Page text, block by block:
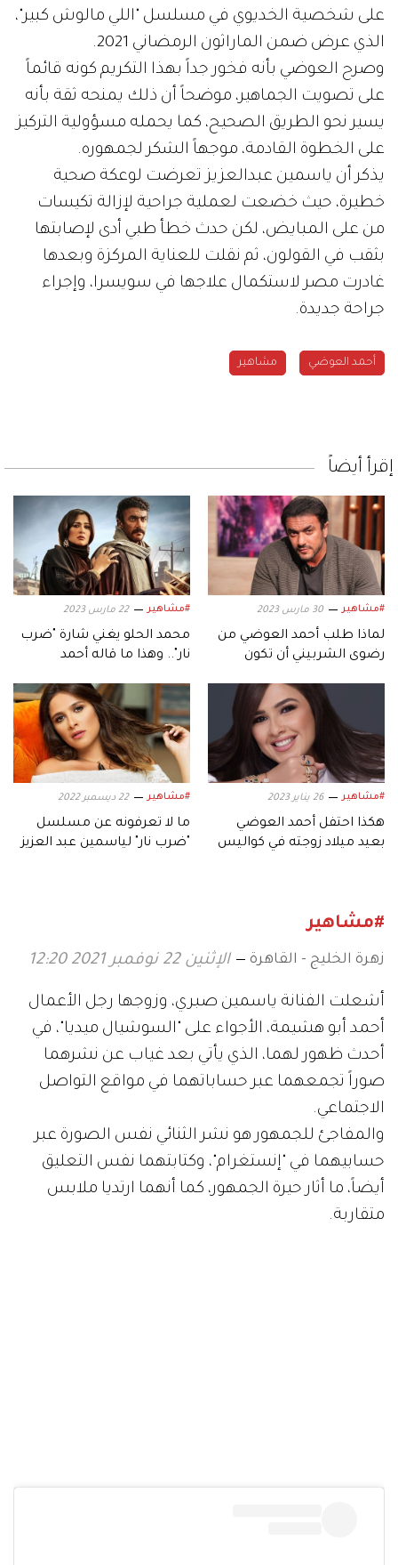
على شخصية الخديوي في مسلسل "اللي مالوش كبير"،
الذي عرض ضمن الماراثون الرمضاني 2021.
وصرح العوضي بأنه فخور جداً بهذا التكريم كونه قائماً
على تصويت الجماهير، موضحاً أن ذلك يمنحه ثقة بأنه
يسير نحو الطريق الصحيح، كما يحمله مسؤولية التركيز
على الخطوة القادمة، موجهاً الشكر لجمهوره.
يذكر أن ياسمين عبدالعزيز تعرضت لوعكة صحية
خطيرة، حيث خضعت لعملية جراحية لإزالة تكيسات
من على المبايض، لكن حدث خطأ طبي أدى لإصابتها
بثقب في القولون، ثم نقلت للعناية المركزة وبعدها
غادرت مصر لاستكمال علاجها في سويسرا، وإجراء
جراحة جديدة.
أحمد العوضي مشاهير
إقرأ أيضاً
#مشاهير 30 مارس 2023
لماذا طلب أحمد العوضي من
رضوى الشربيني أن تكون
#مشاهير 22 مارس 2023
محمد الحلو يغني شارة "ضرب
نار".. وهذا ما قاله أحمد
#مشاهير 26 يناير 2023
هكذا احتفل أحمد العوضي
بعيد ميلاد زوجته في كواليس
#مشاهير 22 ديسمبر 2022
ما لا تعرفونه عن مسلسل
"ضرب نار" لياسمين عبد العزيز
#مشاهير
زهرة الخليج - القاهرة الإثنين 22 نوفمبر 2021 12:20
أشعلت الفنانة ياسمين صبري، وزوجها رجل الأعمال
أحمد أبو هشيمة، الأجواء على "السوشيال ميديا"، في
أحدث ظهور لهما، الذي يأتي بعد غياب عن نشرهما
صوراً تجمعهما عبر حساباتهما في مواقع التواصل
الاجتماعي.
والمفاجئ للجمهور هو نشر الثنائي نفس الصورة عبر
حسابيهما في "إنستغرام"، وكتابتهما نفس التعليق
أيضاً، ما أثار حيرة الجمهور، كما أنهما ارتديا ملابس
متقاربة.